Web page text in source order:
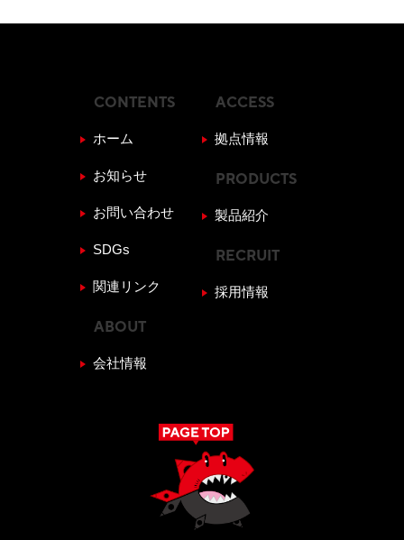
CONTENTS
ホーム
お知らせ
お問い合わせ
SDGs
関連リンク
ABOUT
会社情報
ACCESS
拠点情報
PRODUCTS
製品紹介
RECRUIT
採用情報